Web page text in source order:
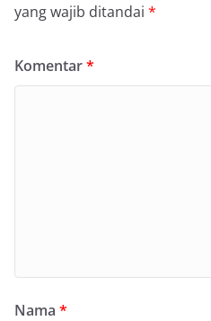
yang wajib ditandai *
Komentar*
Nama *